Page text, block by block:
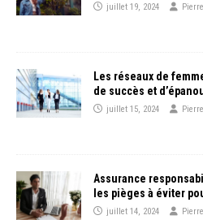
juillet 19, 2024
Les réseaux de
de succès et
juillet 15, 2024
Assurance
les pièges à éviter
juillet 14, 2024